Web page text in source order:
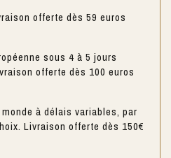
offerte dès 59 euros
sous 4 à 5 jours
offerte dès 100 euros
à délais variables, par
Livraison offerte dès 150€